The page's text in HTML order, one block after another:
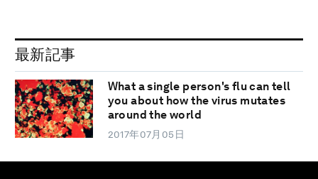
最新記事
What a single person's flu can tell
you about how the virus mutates
around the world
2017年07月05日